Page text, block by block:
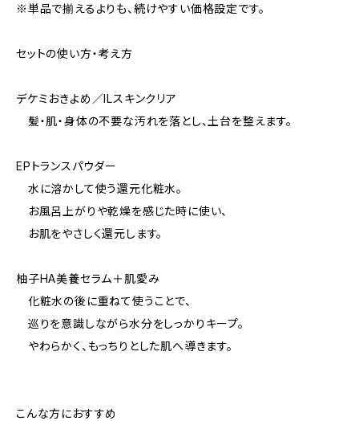
※単品で揃えるよりも、続けやすい価格設定です。
セットの使い方・考え方
デケミおきよめ／ILスキンクリア
髪・肌・身体の不要な汚れを落とし、土台を整えます。
EPトランスパウダー
水に溶かして使う還元化粧水。
お風呂上がりや乾燥を感じた時に使い、
お肌をやさしく還元します。
柚子HA美養セラム＋肌愛み
化粧水の後に重ねて使うことで、
巡りを意識しながら水分をしっかりキープ。
やわらかく、もっちりとした肌へ導きます。
こんな方におすすめ